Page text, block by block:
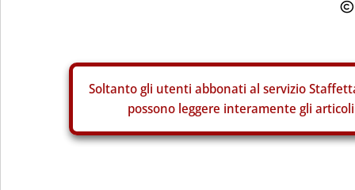
Soltanto gli utenti abbonati al servizio
possono leggere interamente gli